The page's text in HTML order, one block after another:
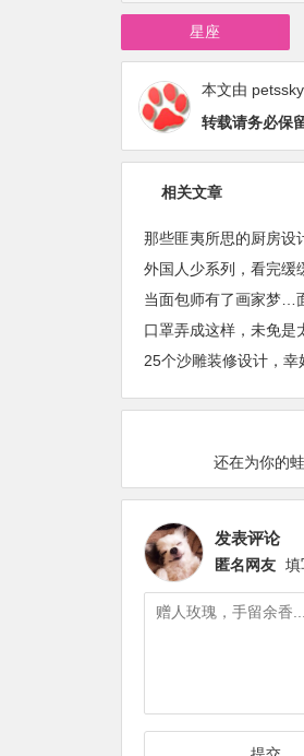
星座
本文由 petssky
转载请务必保
相关文章
那些匪夷所思的厨房设
外国人少系列，看完缓
当面包师有了画家梦…
口罩弄成这样，未免是
25个沙雕装修设计，幸
还在为你的
发表评论
匿名网友 填